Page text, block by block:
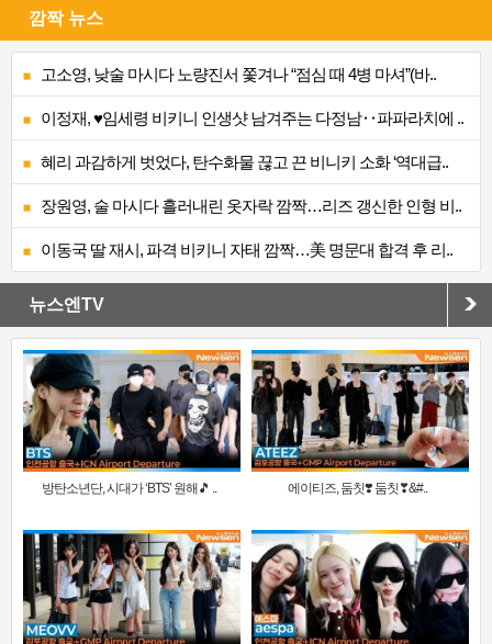
깜짝 뉴스
고소영, 낮술 마시다 노량진서 쫓겨나 “점심 때 4병 마셔”(바..
이정재, ♥임세령 비키니 인생샷 남겨주는 다정남‥파파라치에 ..
혜리 과감하게 벗었다, 탄수화물 끊고 끈 비니키 소화 ‘역대급..
장원영, 술 마시다 흘러내린 옷자락 깜짝…리즈 갱신한 인형 비..
이동국 딸 재시, 파격 비키니 자태 깜짝…美 명문대 합격 후 리..
뉴스엔TV
방탄소년단, 시대가 ‘BTS’ 원해🎵 .. 에이티즈, 둠칫❣️ 둠칫❣&#..